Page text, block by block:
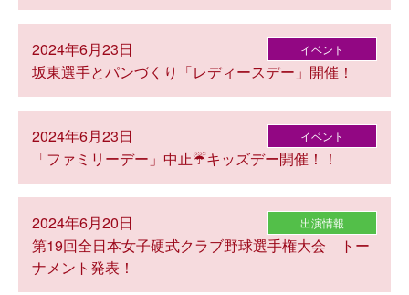
2024年6月23日 イベント
坂東選手とパンづくり「レディースデー」開催！
2024年6月23日 イベント
「ファミリーデー」中止☔キッズデー開催！！
2024年6月20日 出演情報
第19回全日本女子硬式クラブ野球選手権大会 トー
ナメント発表！